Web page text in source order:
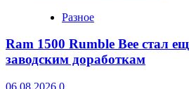
Разное
Ram 1500 Rumble Bee стал
заводским доработкам
06.08.2026 0